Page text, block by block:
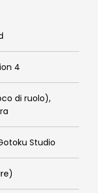
4
di ruolo),
Studio